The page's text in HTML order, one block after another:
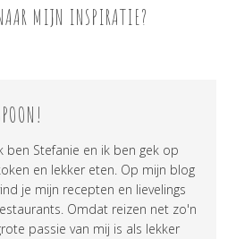
MIJN INSPIRATIE?
ben Stefanie en ik ben gek op
en lekker eten. Op mijn blog
je mijn recepten en lievelings
Omdat reizen net zo'n
passie van mij is als lekker